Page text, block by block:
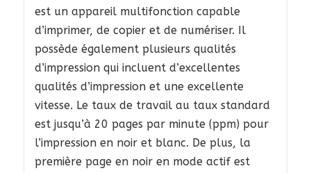
est un appareil multifonction capable
d’imprimer, de copier et de numériser. Il
possède également plusieurs qualités
d’impression qui incluent d’excellentes
qualités d’impression et une excellente
vitesse. Le taux de travail au taux standard
est jusqu’à 20 pages par minute (ppm) pour
l’impression en noir et blanc. De plus, la
première page en noir en mode actif est